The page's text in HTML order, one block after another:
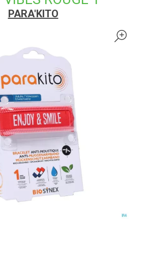
PARA'KITO